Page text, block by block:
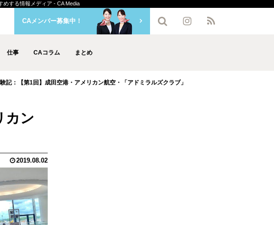
めする情報メディア - CA Media
仕事 CAコラム まとめ
CAメンバー募集中！
記：【第1回】成田空港・アメリカン航空・「アドミラルズクラブ」
カン
2019.08.02